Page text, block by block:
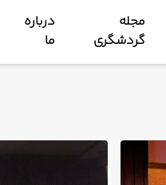
مجله
گردشگری
درباره
ما